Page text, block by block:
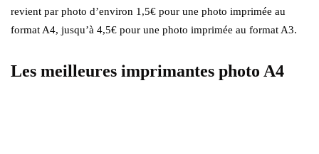
revient par photo d’environ 1,5€ pour une photo imprimée au
format A4, jusqu’à 4,5€ pour une photo imprimée au format A3.
Les meilleures imprimantes photo A4